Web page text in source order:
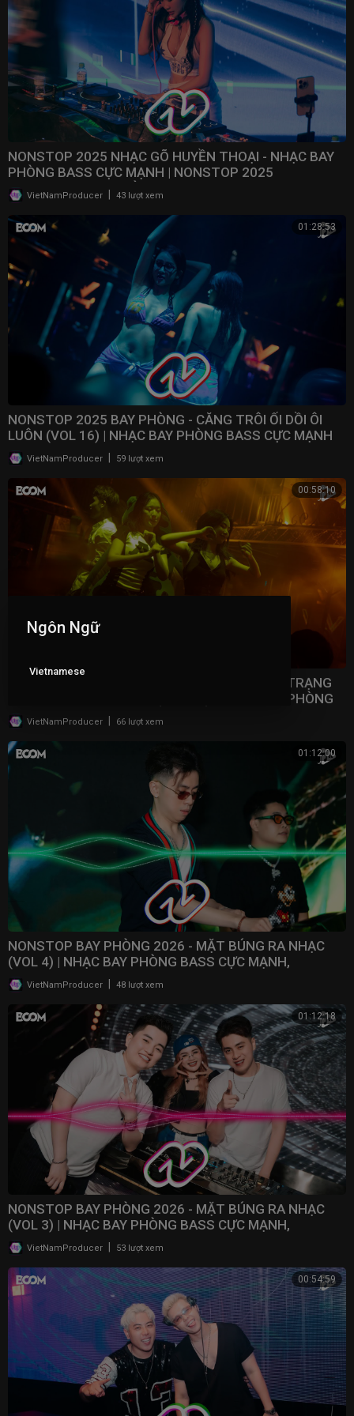
NONSTOP 2025 NHẠC GÕ HUYỀN THOẠI - NHẠC BAY
PHÒNG BASS CỰC MẠNH | NONSTOP 2025
VINAHOUSE BAY PHÒNG
VietNamProducer 43 lượt xem
01:28:53
NONSTOP 2025 BAY PHÒNG - CĂNG TRÔI ỐI DỒI ÔI
LUÔN (VOL 16) | NHẠC BAY PHÒNG BASS CỰC MẠNH ​
VietNamProducer 59 lượt xem
00:58:10
NONSTOP 2025 VINAHOUSE VIỆT MIX - TÂM TRẠNG
NHẤT BẢNG XẾP HẠNG (VOL 15) | NHẠC BAY PHÒNG
2025VietNamProducer 66 lượt xem
01:12:00
NONSTOP BAY PHÒNG 2026 - MẶT BÚNG RA NHẠC
(VOL 4) | NHẠC BAY PHÒNG BASS CỰC MẠNH,
NONSTOP 2025
VietNamProducer 48 lượt xem
01:12:18
NONSTOP BAY PHÒNG 2026 - MẶT BÚNG RA NHẠC
(VOL 3) | NHẠC BAY PHÒNG BASS CỰC MẠNH,
NONSTOP 2025
VietNamProducer | 53 lượt xem
00:54:59
Ngôn Ngữ
Vietnamese